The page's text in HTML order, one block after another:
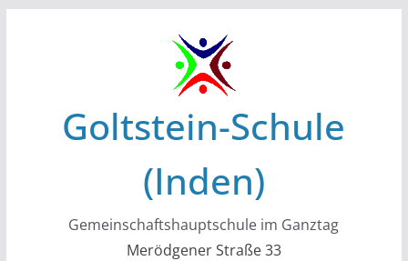
Goltstein-Schule
(Inden)
Gemeinschaftshauptschule im Ganztag
Merödgener Straße 33